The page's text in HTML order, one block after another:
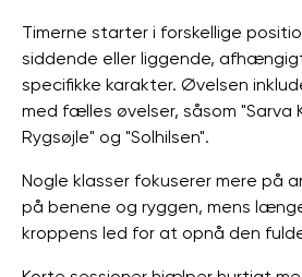
Timerne starter i forskellige
siddende eller liggende,
specifikke karakter. Øvelsen
med fælles øvelser, såsom "Sarva
Rygsøjle" og "Solhilsen".
Nogle klasser fokuserer mere på
på benene og ryggen, mens
kroppens led for at opnå den